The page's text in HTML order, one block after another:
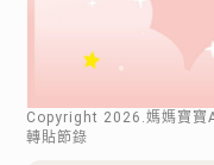
Copyright 2026 .媽媽寶
轉貼節錄